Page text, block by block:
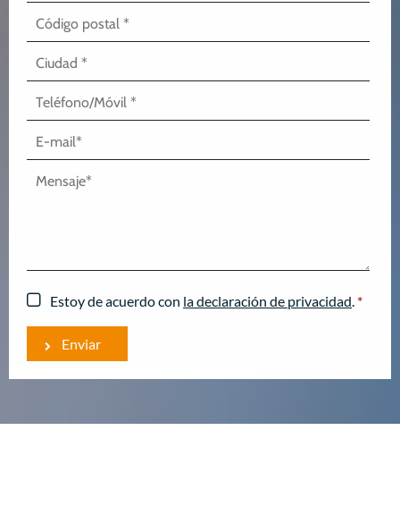
Estoy de acuerdo con la declaración de privacidad. *
Enviar